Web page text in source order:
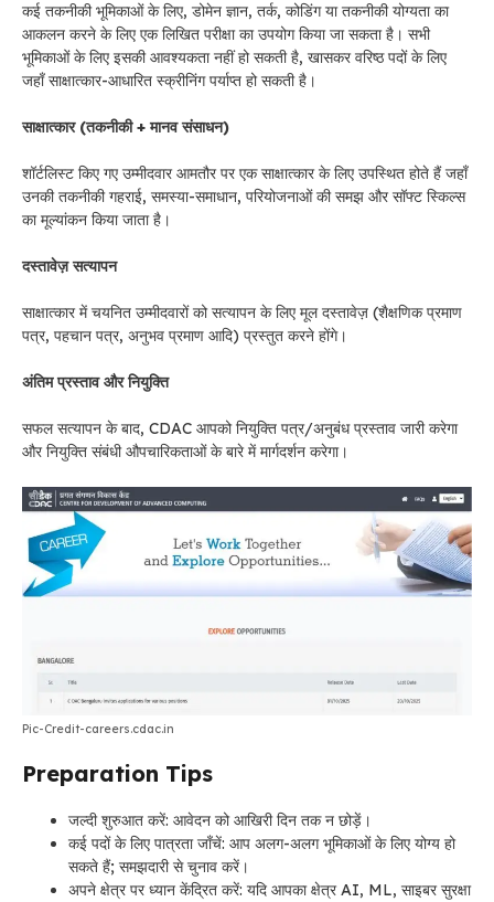
कई तकनीकी भूमिकाओं के लिए, डोमेन ज्ञान, तर्क, कोडिंग या तकनीकी योग्यता का
आकलन करने के लिए एक लिखित परीक्षा का उपयोग किया जा सकता है। सभी
भूमिकाओं के लिए इसकी आवश्यकता नहीं हो सकती है, खासकर वरिष्ठ पदों के लिए
जहाँ साक्षात्कार-आधारित स्क्रीनिंग पर्याप्त हो सकती है।
साक्षात्कार (तकनीकी + मानव संसाधन)
शॉर्टलिस्ट किए गए उम्मीदवार आमतौर पर एक साक्षात्कार के लिए उपस्थित होते हैं जहाँ
उनकी तकनीकी गहराई, समस्या-समाधान, परियोजनाओं की समझ और सॉफ्ट स्किल्स
का मूल्यांकन किया जाता है।
दस्तावेज़ सत्यापन
साक्षात्कार में चयनित उम्मीदवारों को सत्यापन के लिए मूल दस्तावेज़ (शैक्षणिक प्रमाण
पत्र, पहचान पत्र, अनुभव प्रमाण आदि) प्रस्तुत करने होंगे।
अंतिम प्रस्ताव और नियुक्ति
सफल सत्यापन के बाद, CDAC आपको नियुक्ति पत्र/अनुबंध प्रस्ताव जारी करेगा
और नियुक्ति संबंधी औपचारिकताओं के बारे में मार्गदर्शन करेगा।
Pic-Credit-careers.cdac.in
Preparation Tips
जल्दी शुरुआत करें: आवेदन को आखिरी दिन तक न छोड़ें।
कई पदों के लिए पात्रता जाँचें: आप अलग-अलग भूमिकाओं के लिए योग्य हो
सकते हैं; समझदारी से चुनाव करें।
अपने क्षेत्र पर ध्यान केंद्रित करें: यदि आपका क्षेत्र AI, ML, साइबर सुरक्षा